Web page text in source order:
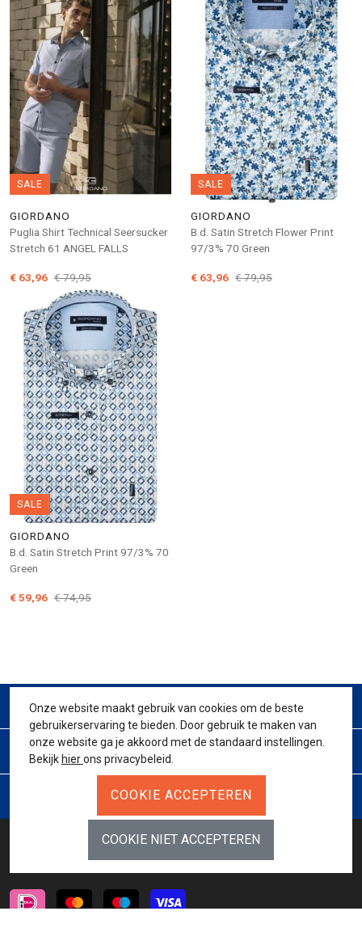
SALE
GIORDANO
Puglia Shirt Technical Seersucker
Stretch 61 ANGEL FALLS
€ 63,96 € 79,95
SALE
GIORDANO
B.d. Satin Stretch Flower Print
97/3% 70 Green
€ 63,96 € 79,95
SALE
GIORDANO
B.d. Satin Stretch Print 97/3% 70
Green
€ 59,96 € 74,95
CONTACT
KLANTENSERVICE
Onze website maakt gebruik van cookies om de beste
gebruikerservaring te bieden. Door gebruik te maken van
onze website ga je akkoord met de standaard instellingen.
Bekijk hierons privacybeleid.